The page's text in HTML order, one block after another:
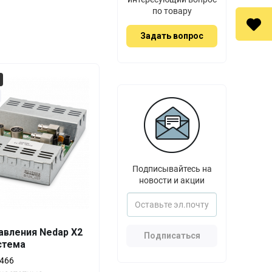
Nedap X2
Выгода
по товару
Задать вопрос
Подписывайтесь на
новости и акции
Подписаться